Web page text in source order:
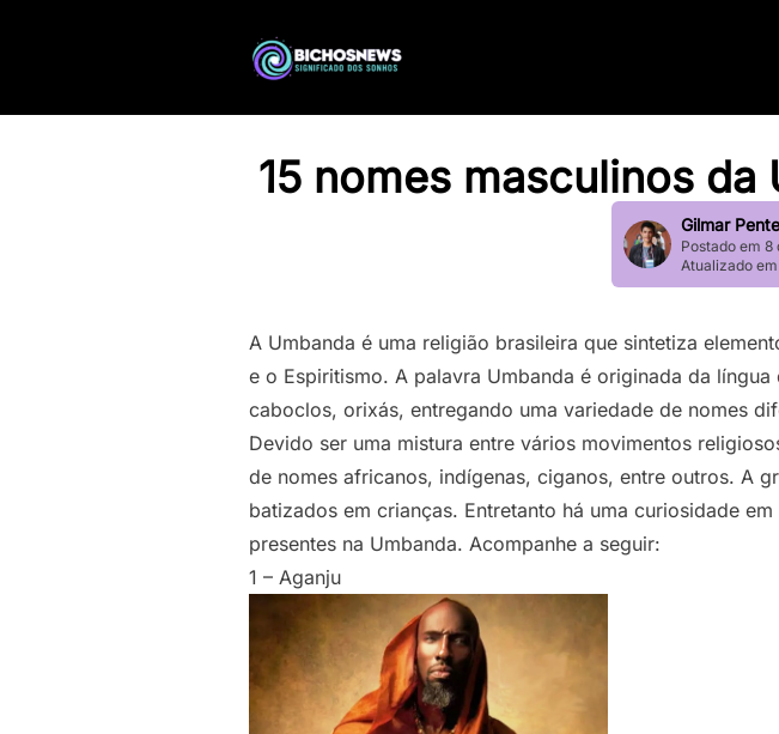
15 nomes masculinos
Gilmar
Postado em
Atualizado
A Umbanda é uma religião brasileira que sintetiza
e o Espiritismo. A palavra Umbanda é originada da
caboclos, orixás, entregando uma variedade de nomes
Devido ser uma mistura entre vários movimentos
de nomes africanos, indígenas, ciganos, entre outros. A
batizados em crianças. Entretanto há uma curiosidade
presentes na Umbanda. Acompanhe a seguir:
1 – Aganju